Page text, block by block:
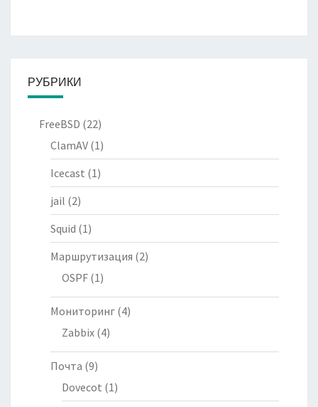
РУБРИКИ
FreeBSD (22)
ClamAV (1)
Icecast (1)
jail (2)
Squid (1)
Маршрутизация (2)
OSPF (1)
Мониторинг (4)
Zabbix (4)
Почта (9)
Dovecot (1)